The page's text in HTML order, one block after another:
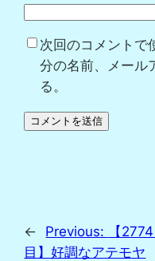
次回のコメントで
分の名前、メール
る。
← Previous:
【
目】好調なアテモヤ